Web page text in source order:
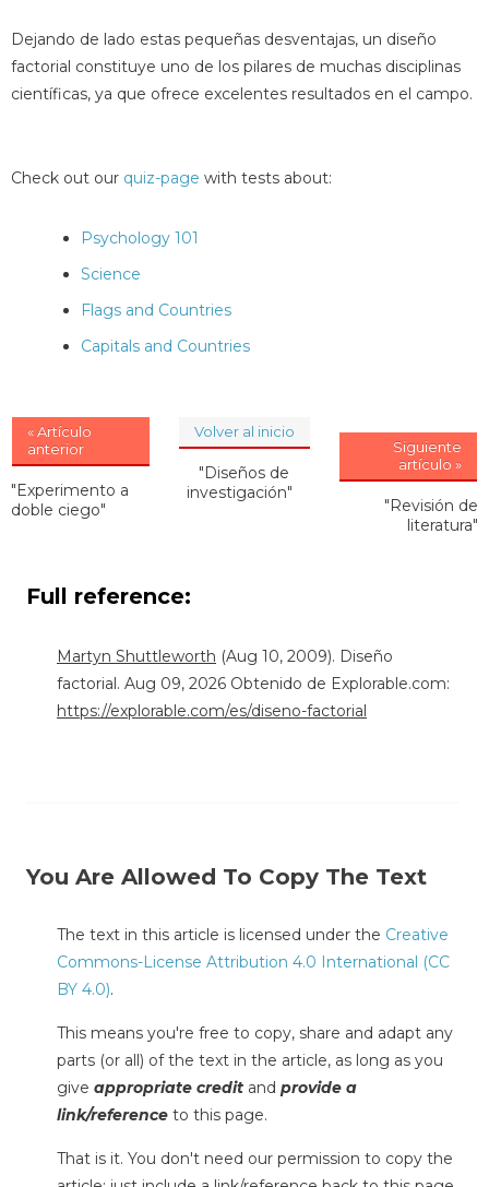
Dejando de lado estas pequeñas desventajas, un diseño
factorial constituye uno de los pilares de muchas disciplinas
científicas, ya que ofrece excelentes resultados en el campo.
Check out our quiz-page with tests about:
Psychology 101
Science
Flags and Countries
Capitals and Countries
« Artículo
anterior
"Experimento a
doble ciego"
Volver al inicio
"Diseños de
investigación"
Siguiente
artículo »
"Revisión de
literatura"
Full reference:
Martyn Shuttleworth (Aug 10, 2009). Diseño
factorial. Aug 09, 2026 Obtenido de Explorable.com:
https://explorable.com/es/diseno-factorial
You Are Allowed To Copy The Text
The text in this article is licensed under the Creative
Commons-License Attribution 4.0 International (CC
BY 4.0).
This means you're free to copy, share and adapt any
parts (or all) of the text in the article, as long as you
give appropriate credit and provide a
link/reference to this page.
That is it. You don't need our permission to copy the